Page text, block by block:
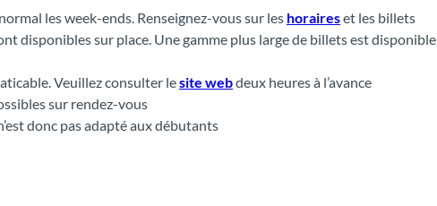
les week-ends. Renseignez-vous sur les horaireset les billets
disponibles sur place. Une gamme plus large de billets est disponible
Veuillez consulter lesite webdeux heures à l’avance
sur rendez-vous
donc pas adapté aux débutants